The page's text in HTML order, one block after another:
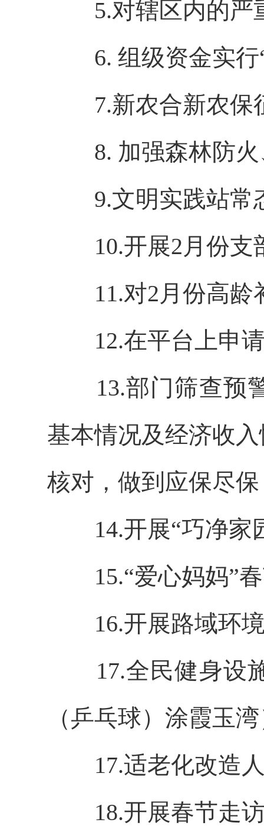
5.对辖区内的
6. 组级资金实
7.新农合新农保
8. 加强森林防
9.文明实践站常
10.开展2月份
11.对2月份高
12.在平台上申
13.部门筛查预
基本情况及经济收
核对，做到应保尽保
14.开展“巧净家
15.“爱心妈妈”
16.开展路域环
17.全民健身设
（乒乓球）涂霞玉
17.适老化改造
18.开展春节走